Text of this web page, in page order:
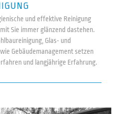
und effektive Reinigung
Sie immer glänzend dastehen.
Glas- und
Gebäudemanagement setzen
und langjährige Erfahrung.